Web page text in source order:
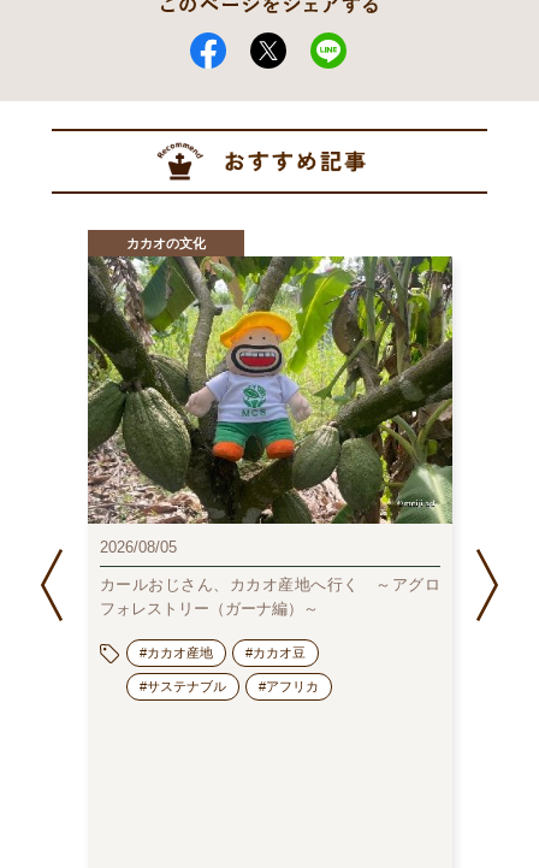
レー
カカオの文化
2026/08/05
カールおじさん、カカオ産地へ行く ～アグロ
フォレストリー（ガーナ編）～
#カカオ産地 #カカオ豆
#サステナブル #アフリカ
は？